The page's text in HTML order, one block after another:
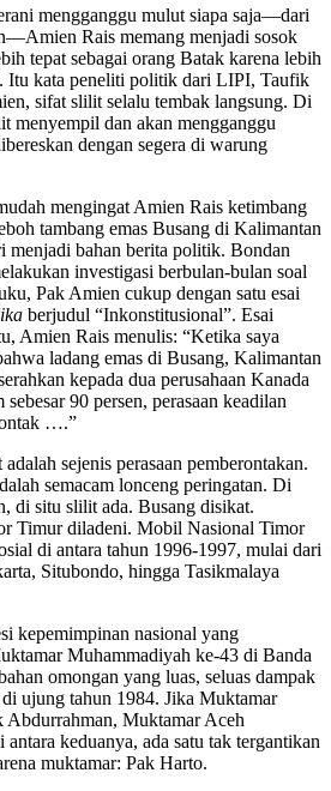
mengganggu mulut siapa saja—dari
Rais memang menjadi sosok
tepat sebagai orang Batak karena lebih
Itu kata peneliti politik dari LIPI, Taufik
sifat slilit selalu tembak langsung. Di
menyempil dan akan mengganggu
dengan segera di warung
mengingat Amien Rais ketimbang
tambang emas Busang di Kalimantan
menjadi bahan berita politik. Bondan
investigasi berbulan-bulan soal
Pak Amien cukup dengan satu esai
berjudul “Inkonstitusional”. Esai
Amien Rais menulis: “Ketika saya
ladang emas di Busang, Kalimantan
kepada dua perusahaan Kanada
sebesar 90 persen, perasaan keadilan
….”
sejenis perasaan pemberontakan.
semacam lonceng peringatan. Di
di situ slilit ada. Busang disikat.
Timur diladeni. Mobil Nasional Timor
di antara tahun 1996-1997, mulai dari
Situbondo, hingga Tasikmalaya
kepemimpinan nasional yang
Muhammadiyah ke-43 di Banda
omongan yang luas, seluas dampak
ujung tahun 1984. Jika Muktamar
Abdurrahman, Muktamar Aceh
keduanya, ada satu tak tergantikan
muktamar: Pak Harto.